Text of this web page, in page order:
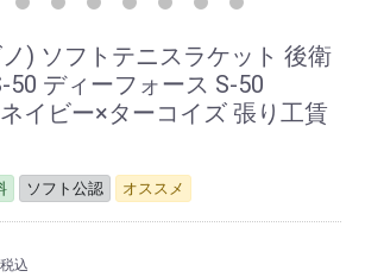
) ソフトテニスラケット 後衛
50 ディーフォース S-50
イビー×ターコイズ 張り工賃
ソフト公認 オススメ
税込